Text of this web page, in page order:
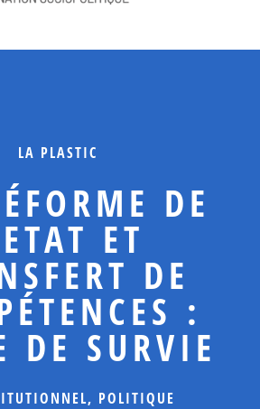
LA PLASTIC
DE
ET
DE
:
DE SURVIE
, POLITIQUE